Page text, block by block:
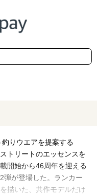
りウエアを提案する
トリートのエッセンスを
開始から46周年を迎える
弾が登場した。ランカー
描いた、共作モデルだけ